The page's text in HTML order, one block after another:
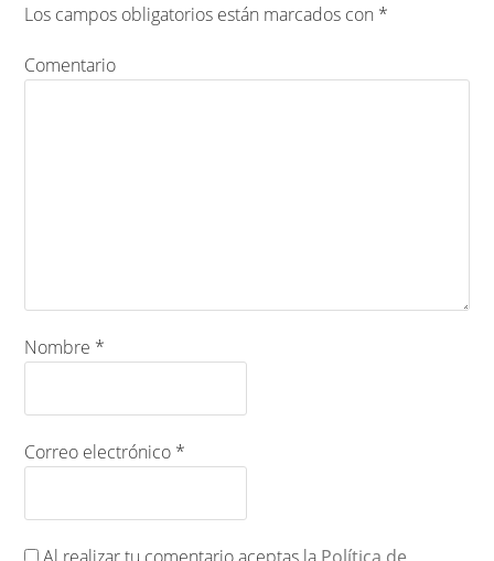
Los campos obligatorios están marcados con *
Comentario
Nombre *
Correo electrónico *